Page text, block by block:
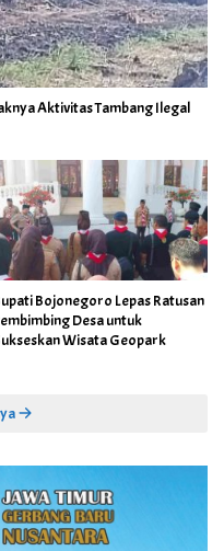
Aktivitas Tambang Ilegal
Bojonegoro Lepas Ratusan
Desa untuk
Wisata Geopark